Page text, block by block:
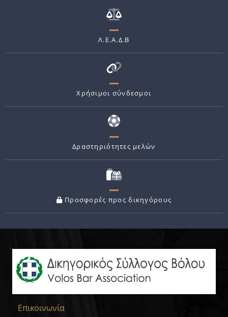
Λ.Ε.Α.Δ.Β
Χρήσιμοι σύνδεσμοι
Δραστηριότητες μελών
Προσφορές προς δικηγόρους
Επικοινωνία